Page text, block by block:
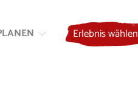
Erlebnis wählen